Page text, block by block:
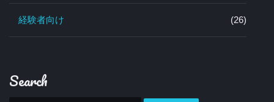
経験者向け (26)
Search